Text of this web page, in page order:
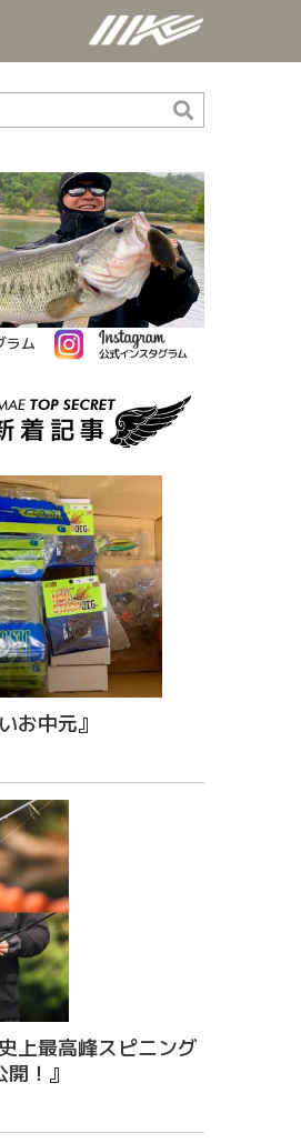
ラム
お中元』
上最高峰スピニング
！』